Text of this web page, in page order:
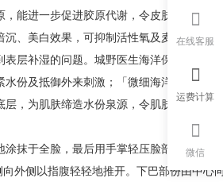
，能进一步促进胶原代谢，令皮肤生产胶
沉、美白效果，可抑制活性氧及麦拉宁色素
层补湿的问题。城野医生海洋保湿面霜
水份及抵御外来刺激；「微细海洋胶原」
层，为肌肤缔造水份泉源，令肌肤由内至外
涂抹于全脸，最后用手掌轻压脸部。早上用
外侧以指腹轻轻地推开。下巴部份由中心
在线客服
运费计算
微信